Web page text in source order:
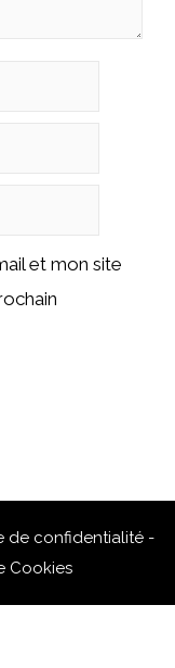
et mon site
de confidentialité -
Cookies